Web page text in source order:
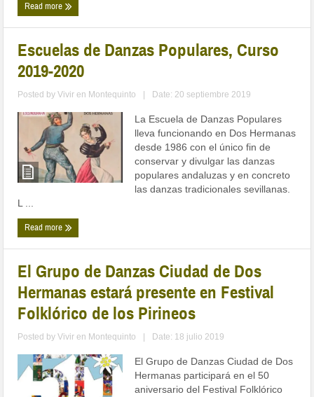
Read more
Escuelas de Danzas Populares, Curso
2019-2020
Posted byVivir en Montequinto Date: 20 septiembre 2019
La Escuela de Danzas Populares
lleva funcionando en Dos Hermanas
desde 1986 con el único fin de
conservar y divulgar las danzas
populares andaluzas y en concreto
las danzas tradicionales sevillanas.
L ...
Read more
El Grupo de Danzas Ciudad de Dos
Hermanas estará presente en Festival
Folklórico de los Pirineos
Posted byVivir en Montequinto Date: 18 julio 2019
El Grupo de Danzas Ciudad de Dos
Hermanas participará en el 50
aniversario del Festival Folklórico